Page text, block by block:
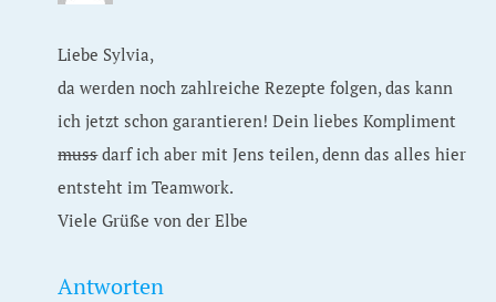
Liebe Sylvia,
da werden noch zahlreiche Rezepte folgen, das kann
ich jetzt schon garantieren! Dein liebes Kompliment
mussdarf ich aber mit Jens teilen, denn das alles hier
entsteht im Teamwork.
Viele Grüße von der Elbe
Antworten